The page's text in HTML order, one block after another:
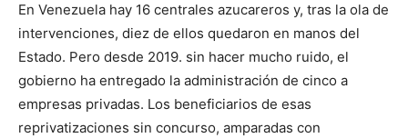
En Venezuela hay 16 centrales azucareros y, tras la ola de
intervenciones, diez de ellos quedaron en manos del
Estado. Pero desde 2019. sin hacer mucho ruido, el
gobierno ha entregado la administración de cinco a
empresas privadas. Los beneficiarios de esas
reprivatizaciones sin concurso, amparadas con